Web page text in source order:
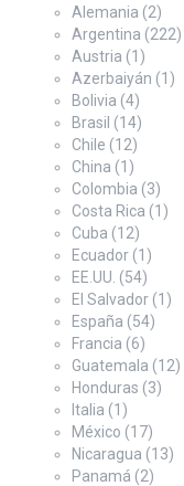
Alemania (2)
Argentina (222)
Austria (1)
Azerbaiyán (1)
Bolivia (4)
Brasil (14)
Chile (12)
China (1)
Colombia (3)
Costa Rica (1)
Cuba (12)
Ecuador (1)
EE.UU. (54)
El Salvador (1)
España (54)
Francia (6)
Guatemala (12)
Honduras (3)
Italia (1)
México (17)
Nicaragua (13)
Panamá (2)